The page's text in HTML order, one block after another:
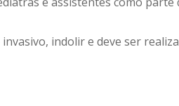
indolir e deve ser